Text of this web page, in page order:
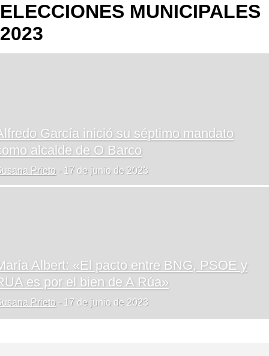
ELECCIONES MUNICIPALES
2023
García inició su séptimo mandato
alcalde de O Barco
Prieto - 17 de junio de 2023
Albert: «El pacto entre BNG, PSOE y
es por el bien de A Rúa»
Prieto - 17 de junio de 2023